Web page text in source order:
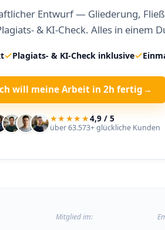
Entwurf — Gliederung,
& KI-Check. Alles in einem
Plagiats- & KI-Check inklusive
will meine Arbeit in 2h fertig →
★★★★★4,9 / 5
über 63.573+ glückliche Kunden
Mitglied im: